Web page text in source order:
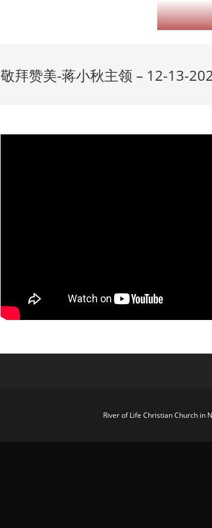
敬拜赞美-蒋小秋主领 – 12-13-
River of Life Christian Church in